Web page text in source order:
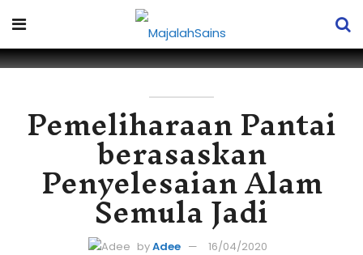
Pemeliharaan Pantai
berasaskan
Penyelesaian Alam
Semula Jadi
byAdee 16/04/2020